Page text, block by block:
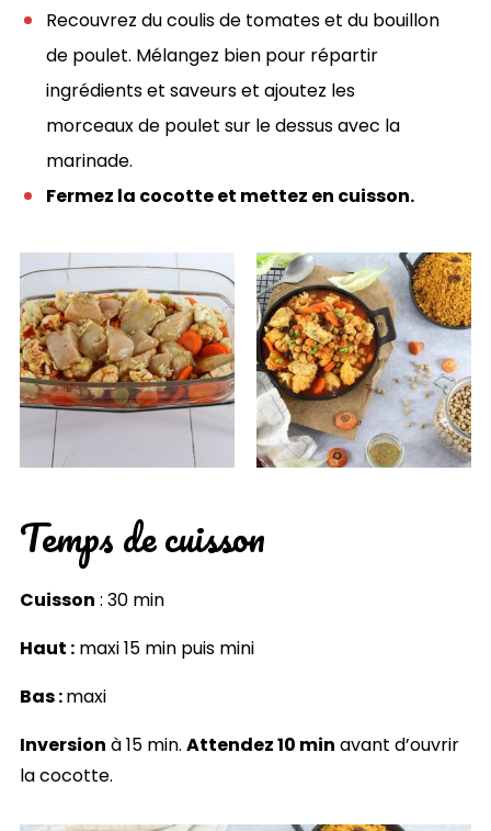
Recouvrez du coulis de tomates et du bouillon
de poulet. Mélangez bien pour répartir
ingrédients et saveurs et ajoutez les
morceaux de poulet sur le dessus avec la
marinade.
Fermez la cocotte et mettez en cuisson.
Temps de cuisson
Cuisson : 30 min
Haut :maxi 15 min puis mini
Bas :maxi
Inversion à 15 min. Attendez 10 min avant d’ouvrir
la cocotte.